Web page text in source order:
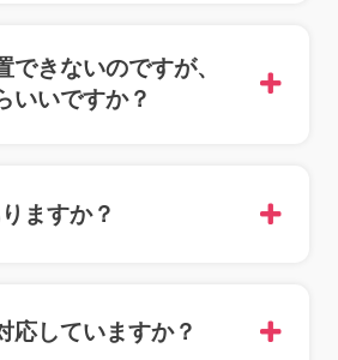
できないのですが、
いいですか？
ますか？
応していますか？